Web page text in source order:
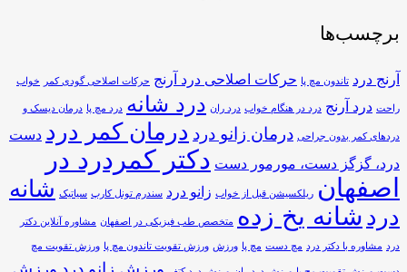
برچسب‌ها
آرنج درد تاندون مچ پا حرکات اصلاحی درد آرنج حرکات اصلاحی گودی کمر خواب
راحت درد آرنج درد در هنگام خواب درد ران درد شانه درد مچ پا درمان دیسک و
دردهای کمر بدون جراحی درمان زانو درد درمان کمر درد دست
درد، گزگز دست، مورمور دست دکتر کمردرد در
اصفهان ریلکسیشن قبل از خواب زانو درد سندرم تونل کارپ سیاتیک شانه
درد شانه یخ زده متخصص طب فیزیکی در اصفهان مشاوره آنلاین دکتر
درد مشاوره با دکتر درد مچ دست مچ پا ورزش ورزش تقویت تاندون مچ پا ورزش تقویت مچ